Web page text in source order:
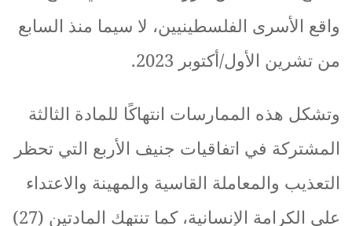
واقع الأسرى الفلسطينيين، لا سيما منذ السابع
من تشرين الأول/أكتوبر
وتشكل هذه الممارسات انتهاكًا للمادة الثالثة
المشتركة في اتفاقيات جنيف الأربع التي تحظر
التعذيب والمعاملة القاسية والمهينة والاعتداء
على الكرامة الإنسانية، كما تنتهك المادتين (27)